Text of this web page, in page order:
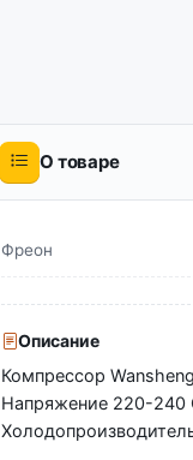
О товаре
Фреон
Описание
Компрессор
Напряжение 220-240